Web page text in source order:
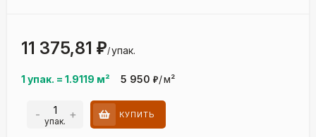
1 упак. = 1.9119 м² 5 950 ₽/м²
11 375,81 ₽/упак.
- упак. + КУПИТЬ